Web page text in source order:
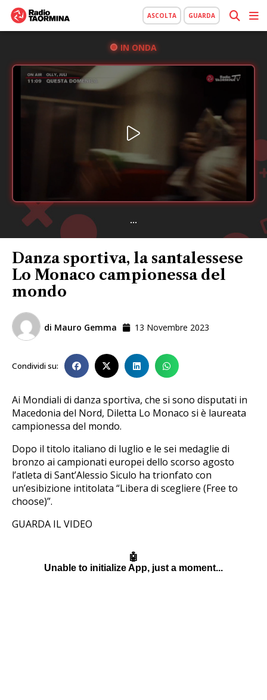
ASCOLTA GUARDA
IN ONDA
...
Danza sportiva, la santalessese
Lo Monaco campionessa del
mondo
di Mauro Gemma 13 Novembre 2023
Condividi su:
Ai Mondiali di danza sportiva, che si sono disputati in
Macedonia del Nord, Diletta Lo Monaco si è laureata
campionessa del mondo.
Dopo il titolo italiano di luglio e le sei medaglie di
bronzo ai campionati europei dello scorso agosto
l’atleta di Sant’Alessio Siculo ha trionfato con
un’esibizione intitolata “Libera di scegliere (Free to
choose)”.
GUARDA IL VIDEO